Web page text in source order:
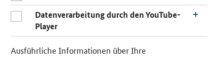
n
Datenverarbeitung durch den YouTube-
Player
Ausführliche Informationen über Ihre